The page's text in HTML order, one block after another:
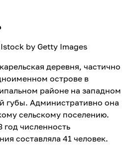
by Getty Images
деревня, частично
острове в
районе на западном
губы. Административно она
сельскому поселению.
год численность
составляла 41 человек.